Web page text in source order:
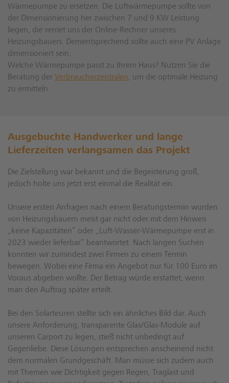
Wärmepumpe zu ersetzen. Die Luftwärmepumpe sollte von
der Dimensionierung her zwischen 7 und 9 KW Leistung
liegen, die verriet uns der Online-Rechner unseres
Heizungsbauers. Dementsprechend sollte auch eine PV Anlage
dimensioniert sein.
Welche Wärmepumpe passt zu Ihrem Haus? Nutzen Sie die
Beratung der Verbraucherzentralen, um die optimale Heizung
zu ermitteln.
Ausgebuchte Handwerker und lange
Lieferzeiten verlangsamen das Projekt
Die Zielstellung war bekannt und die Begeisterung groß,
jedoch holte uns jetzt erst einmal die Realität ein.
Unsere ersten Anfragen nach einem Beratungstermin wurden
von Heizungsbauern meist gar nicht oder mit dem Hinweis
„keine Kapazitäten“ oder „Luft-Wasser-Wärmepumpe erst in
2023 wieder lieferbar“ beantwortet. Nach langen Suchen
konnten wir zumindest zwei Firmen zu einem Termin
bewegen. Wobei eine Firma ein Angebot nur für 100 Euro im
Voraus abgeben wollte. Der Betrag würde erstattet, wenn
man den Auftrag später erteilt.
Bei den Solarteuren stellte sich ein ähnliches Bild dar. Auch
unsere Anforderung, transparente Glas/Glas-Module auf
unseren Carport zu legen, stieß nicht unbedingt auf
Gegenliebe. Diese Lösungen entsprechen anscheinend nicht
dem normalen Grundgeschäft. Man müsse sich zudem auch
mit Themen wie Dichtigkeit gegen Regen, Traglast und